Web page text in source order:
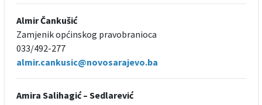
Almir Čankušić
Zamjenik općinskog pravobranioca
033/492-277
almir.cankusic@novosarajevo.ba
Amira Salihagić – Sedlarević